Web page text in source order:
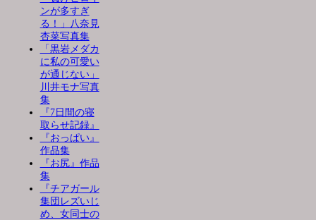
ンが多すぎ
る！」八奈見
杏菜写真集
「黒岩メダカ
に私の可愛い
が通じない」
川井モナ写真
集
『7日間の寝
取らせ記録』
『おっぱい』
作品集
『お尻』作品
集
『チアガール
集団レズいじ
め、女同士の